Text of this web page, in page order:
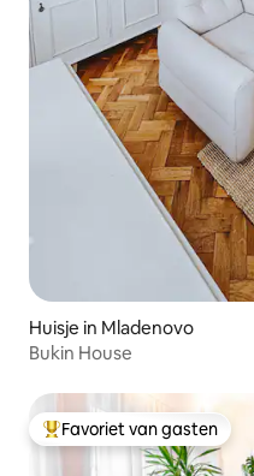
Huisje in Mladenovo
Bukin House
Topfavoriet van gasten
Favoriet van gasten